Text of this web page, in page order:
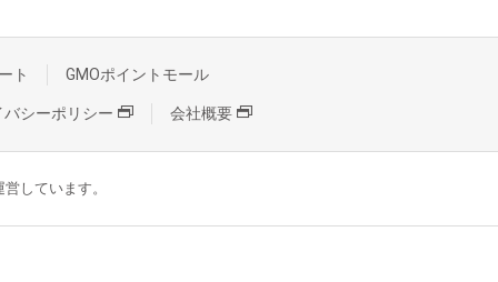
ト GMOポイントモール
バシーポリシー 会社概要
しています。